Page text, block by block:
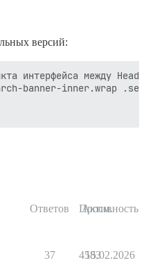
версий:
интерфейса между
banner-inner.wrap
Ответов Просм.
Активность
37 4583
15.02.2026